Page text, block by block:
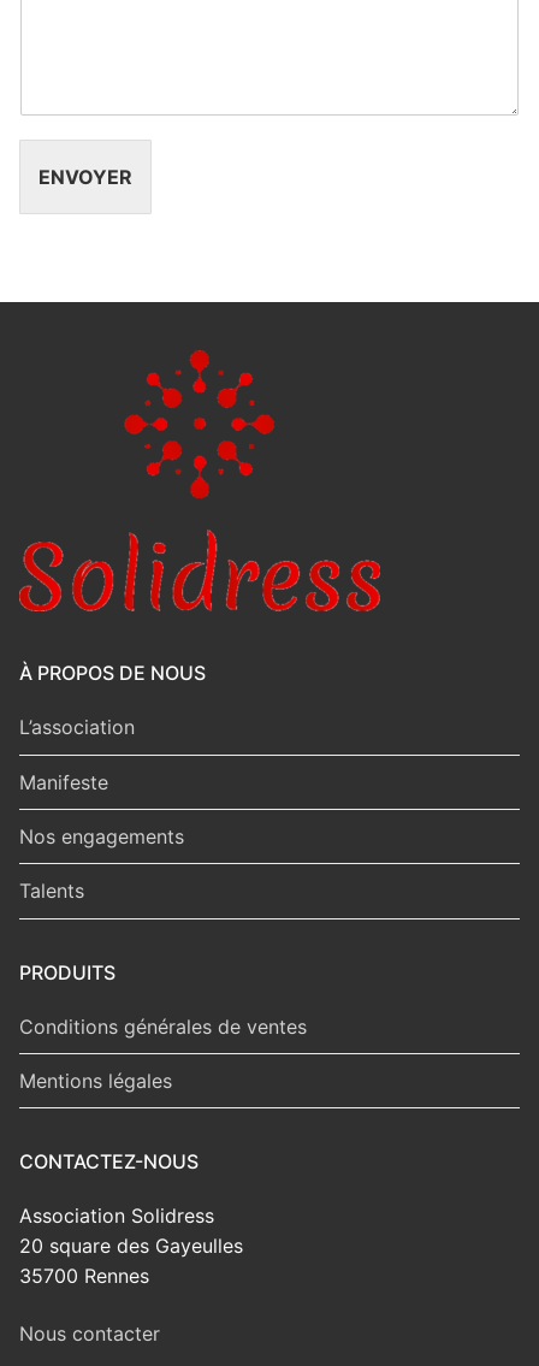
ENVOYER
À PROPOS DE NOUS
L’association
Manifeste
Nos engagements
Talents
PRODUITS
Conditions générales de ventes
Mentions légales
CONTACTEZ-NOUS
Association Solidress
20 square des Gayeulles
35700 Rennes
Nous contacter